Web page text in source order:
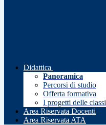
Didattica
Panoramica
Percorsi di studio
Offerta formativa
I progetti delle classi
Area Riservata Docenti
Area Riservata ATA